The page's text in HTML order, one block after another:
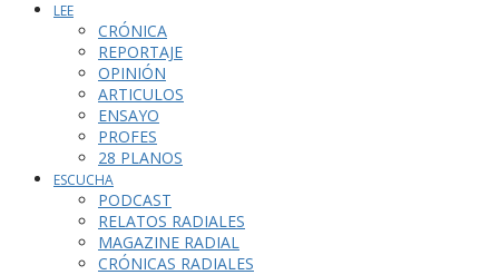
LEE
CRÓNICA
REPORTAJE
OPINIÓN
ARTICULOS
ENSAYO
PROFES
28 PLANOS
ESCUCHA
PODCAST
RELATOS RADIALES
MAGAZINE RADIAL
CRÓNICAS RADIALES